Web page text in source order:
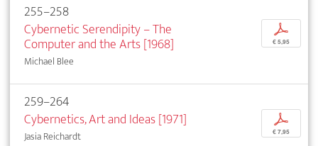
255–258
Cybernetic Serendipity – The
Computer and the Arts [1968]
Michael Blee
p
€ 5,95
259–264
Cybernetics, Art and Ideas [1971]
Jasia Reichardt
p
€ 7,95